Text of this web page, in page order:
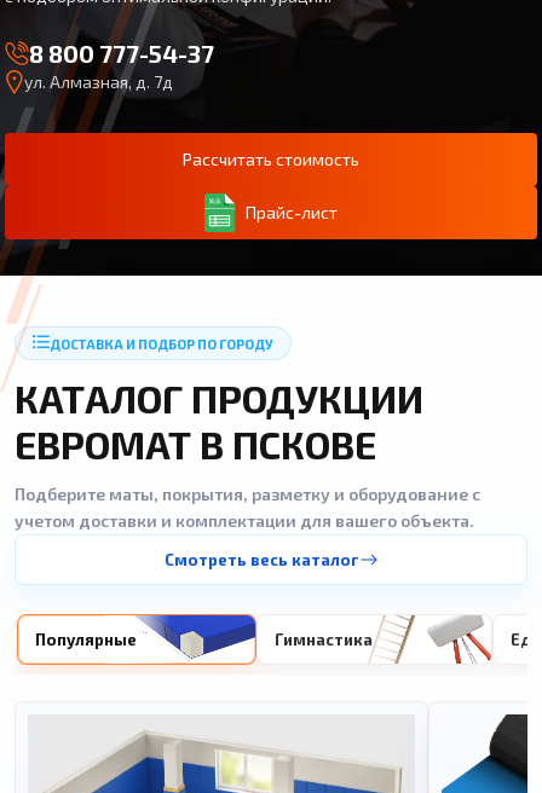
8 800 777-54-37
ул. Алмазная, д. 7д
Рассчитать стоимость
Прайс-лист
ДОСТАВКА И ПОДБОР ПО ГОРОДУ
КАТАЛОГ ПРОДУКЦИИ
ЕВРОМАТ В ПСКОВЕ
Подберите маты, покрытия, разметку и оборудование с
учетом доставки и комплектации для вашего объекта.
Смотреть весь каталог
Популярные Гимнастика